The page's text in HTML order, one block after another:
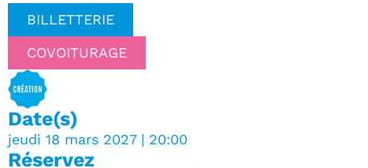
BILLETTERIE
COVOITURAGE
Date(s)
jeudi 18 mars 2027 | 20:00
Réservez